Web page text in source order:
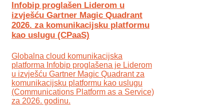
Infobip proglašen Liderom u
izvješću Gartner Magic Quadrant
2026. za komunikacijsku platformu
kao uslugu (CPaaS)
Globalna cloud komunikacijska
platforma Infobip proglašena je Liderom
u izvješću Gartner Magic Quadrant za
komunikacijsku platformu kao uslugu
(Communications Platform as a Service)
za 2026. godinu.